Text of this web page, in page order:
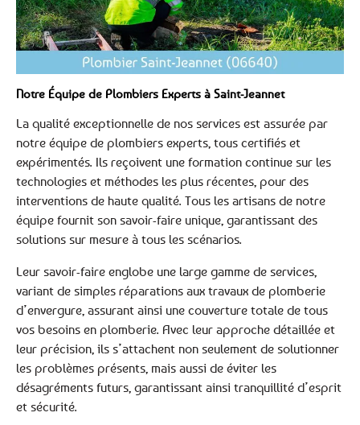
Notre Équipe de Plombiers Experts à Saint-Jeannet
La qualité exceptionnelle de nos services est assurée par
notre équipe de plombiers experts, tous certifiés et
expérimentés. Ils reçoivent une formation continue sur les
technologies et méthodes les plus récentes, pour des
interventions de haute qualité. Tous les artisans de notre
équipe fournit son savoir-faire unique, garantissant des
solutions sur mesure à tous les scénarios.
Leur savoir-faire englobe une large gamme de services,
variant de simples réparations aux travaux de plomberie
d’envergure, assurant ainsi une couverture totale de tous
vos besoins en plomberie. Avec leur approche détaillée et
leur précision, ils s’attachent non seulement de solutionner
les problèmes présents, mais aussi de éviter les
désagréments futurs, garantissant ainsi tranquillité d’esprit
et sécurité.